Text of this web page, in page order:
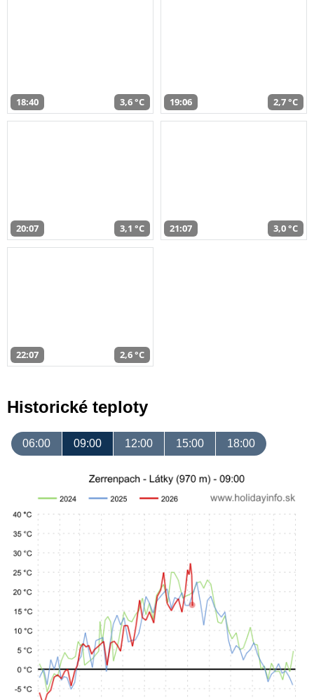
18:40 3,6 °C 19:06 2,7 °C
20:07 3,1 °C 21:07 3,0 °C
22:07 2,6 °C
Historické teploty
06:00 09:00 12:00 15:00 18:00